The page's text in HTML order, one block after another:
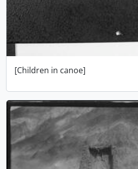
[Children in canoe]